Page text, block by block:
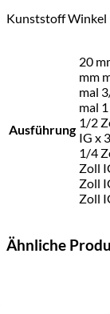
63 mm mal 1 1/
20 mm mal 1/2
20 mm mal 3/4
25 mm mal 1/2
25 mm mal 3/4
25 mm mal 1
32 mm mal 3/4
Kunststoff Winkel
Ausführung
20
mm
mal
mal
1/2
IG x
1/4
Zoll
Zoll
Zoll
Ähnliche